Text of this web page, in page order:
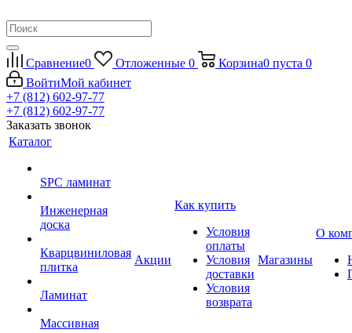
Сравнение0 Отложенные 0 Корзина0 пуста 0
ВойтиМой кабинет
+7 (812) 602-97-77
+7 (812) 602-97-77
Заказать звонок
Каталог
SPC ламинат
Инженерная
доска
Кварцвиниловая
плитка
Ламинат
Массивная
Акции
Как купить
Условия
оплаты
Условия
доставки
Условия
возврата
Магазины
О